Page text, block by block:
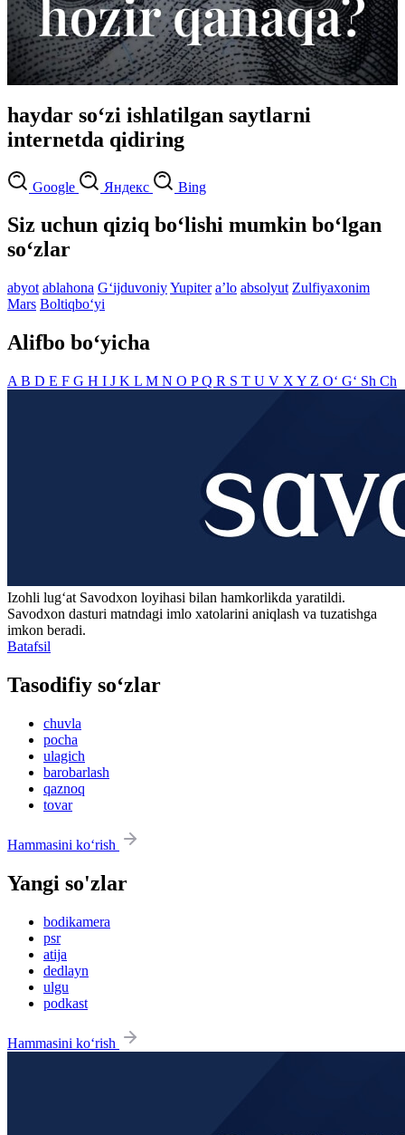
haydar so‘zi ishlatilgan saytlarni
internetda qidiring
Google Яндекс Bing
Siz uchun qiziq bo‘lishi mumkin bo‘lgan
so‘zlar
abyot ablahona G‘ijduvoniyYupiter aʼlo absolyut Zulfiyaxonim
Mars Boltiqbo‘yi
Alifbo bo‘yicha
A B D E F G H I J K L M N O PQ R S T U V X Y Z O‘ G‘ Sh Ch
Izohli lugʻat Savodxon loyihasi bilan hamkorlikda yaratildi.
Savodxon dasturi matndagi imlo xatolarini aniqlash va tuzatishga
imkon beradi.
Batafsil
Tasodifiy so‘zlar
chuvla
pocha
ulagich
barobarlash
qaznoq
tovar
Hammasini ko‘rish
Yangi so'zlar
bodikamera
psr
atija
dedlayn
ulgu
podkast
Hammasini ko‘rish